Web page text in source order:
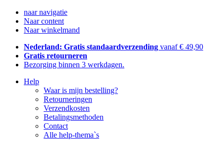
naar navigatie
Naar content
Naar winkelmand
Nederland: Gratis standaardverzending vanaf € 49,90
Gratis retourneren
Bezorging binnen 3 werkdagen.
Help
Waar is mijn bestelling?
Retourneringen
Verzendkosten
Betalingsmethoden
Contact
Alle help-thema`s